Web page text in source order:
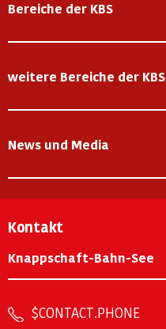
Bereiche der KBS
weitere Bereiche der KBS
News und Media
Kontakt
Knappschaft-Bahn-See
$CONTACT.PHONE